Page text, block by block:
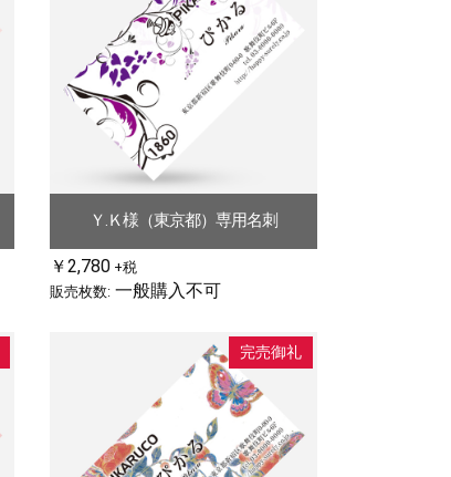
Ｙ.Ｋ様（東京都）専用名刺
￥2,780 +税
販売枚数: 一般購入不可
完売御礼